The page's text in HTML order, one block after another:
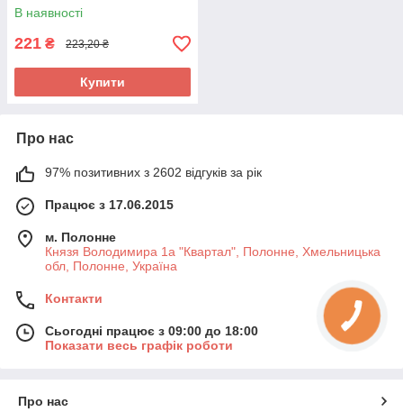
В наявності
221 ₴ 223,20 ₴
Купити
Про нас
97% позитивних з 2602 відгуків за рік
Працює з 17.06.2015
м. Полонне
Князя Володимира 1а "Квартал", Полонне, Хмельницька
обл, Полонне, Україна
Контакти
Сьогодні працює з 09:00 до 18:00
Показати весь графік роботи
Про нас